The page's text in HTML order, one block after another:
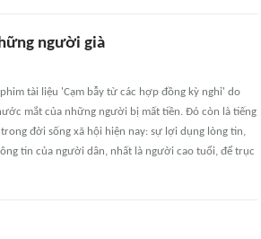
người già
tài liệu 'Cạm bẫy từ các hợp đồng kỳ nghỉ' do
mắt của những người bị mất tiền. Đó còn là tiếng
đời sống xã hội hiện nay: sự lợi dụng lòng tin,
tin của người dân, nhất là người cao tuổi, để trục